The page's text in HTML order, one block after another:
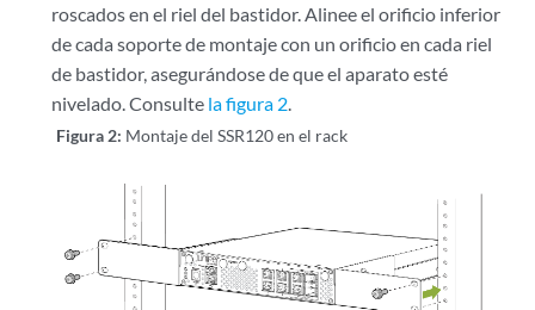
roscados en el riel del bastidor. Alinee el orificio inferior
de cada soporte de montaje con un orificio en cada riel
de bastidor, asegurándose de que el aparato esté
nivelado. Consulte la figura 2
Figura 2: Montaje del SSR120 en el rack